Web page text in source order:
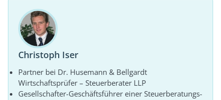
Christoph Iser
Partner bei Dr. Husemann & Bellgardt
Wirtschaftsprüfer – Steuerberater LLP
Gesellschafter-Geschäftsführer einer Steuerberatungs-